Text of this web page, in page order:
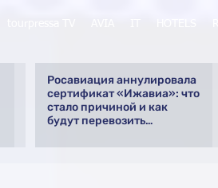
Росавиация аннулировала
сертификат «Ижавиа»: что
стало причиной и как
будут перевозить